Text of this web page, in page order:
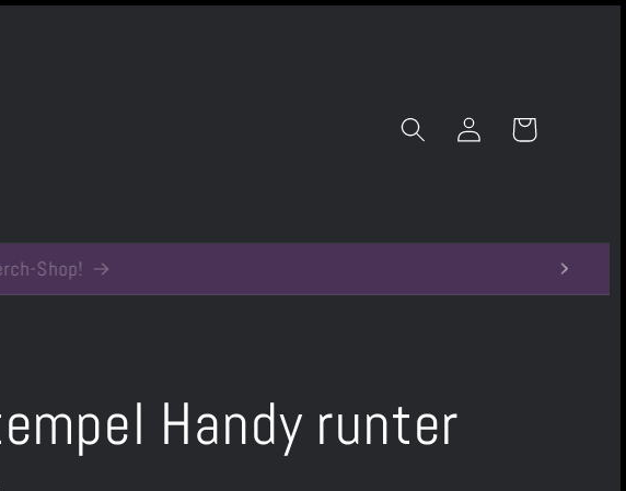
EinloggenWarenkorb
Handy runter